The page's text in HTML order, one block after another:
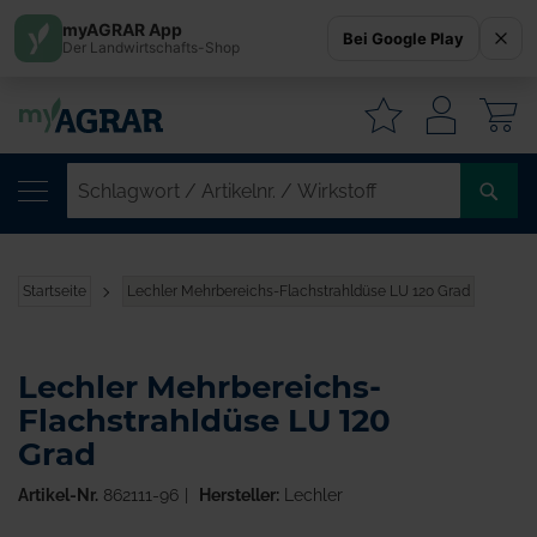
Startseite Lechler Mehrbereichs-Flachstrahldüse LU 120 Grad
Lechler Mehrbereichs-
Flachstrahldüse LU 120
Grad
Artikel-Nr. 862111-96 Hersteller:Lechler
myAGRAR App
Der Landwirtschafts-Shop Bei Google Play